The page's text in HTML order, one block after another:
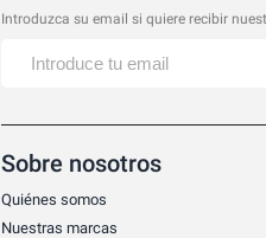
Introduzca su email si quiere recibir
Sobre nosotros
Quiénes somos
Nuestras marcas